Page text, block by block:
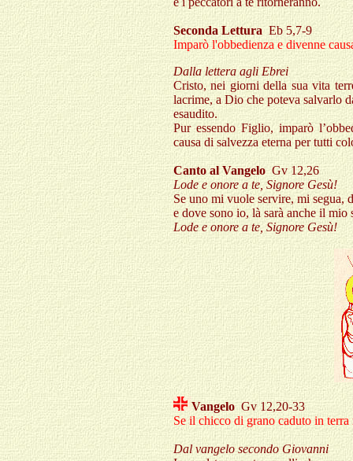
Seconda Lettura Eb 5,7-9
Imparò l'obbedienza e divenne
Dalla lettera agli Ebrei
Cristo, nei giorni della sua vita
lacrime, a Dio che poteva salvarlo
esaudito.
Pur essendo Figlio, imparò
causa di salvezza eterna per tutti
Canto al Vangelo Gv 12,26
Lode e onore a te, Signore Gesù!
Se uno mi vuole servire, mi segua,
e dove sono io, là sarà anche il mio
Lode e onore a te, Signore Gesù!
Vangelo Gv 12,20-33
Se il chicco di grano caduto in
Dal vangelo secondo Giovanni